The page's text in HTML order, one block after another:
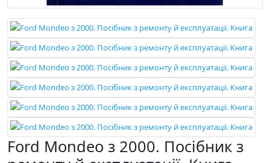
Ford Mondeo з 2000. Посібник з